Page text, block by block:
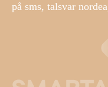
på sms, talsvar